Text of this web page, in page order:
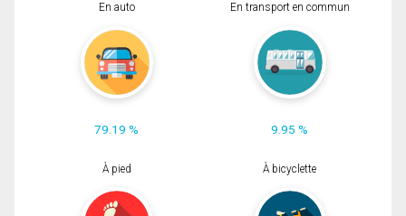
En auto
79.19 %
En transport en commun
9.95 %
À pied À bicyclette